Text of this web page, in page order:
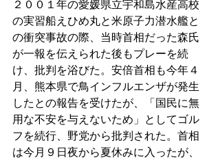
２００１年の愛媛県立宇和島水産高校
の実習船えひめ丸と米原子力潜水艦と
の衝突事故の際、当時首相だった森氏
が一報を伝えられた後もプレーを続
け、批判を浴びた。安倍首相も今年４
月、熊本県で鳥インフルエンザが発生
したとの報告を受けたが、「国民に無
用な不安を与えないため」としてゴル
フを続行、野党から批判された。首相
は今月９日夜から夏休みに入ったが、